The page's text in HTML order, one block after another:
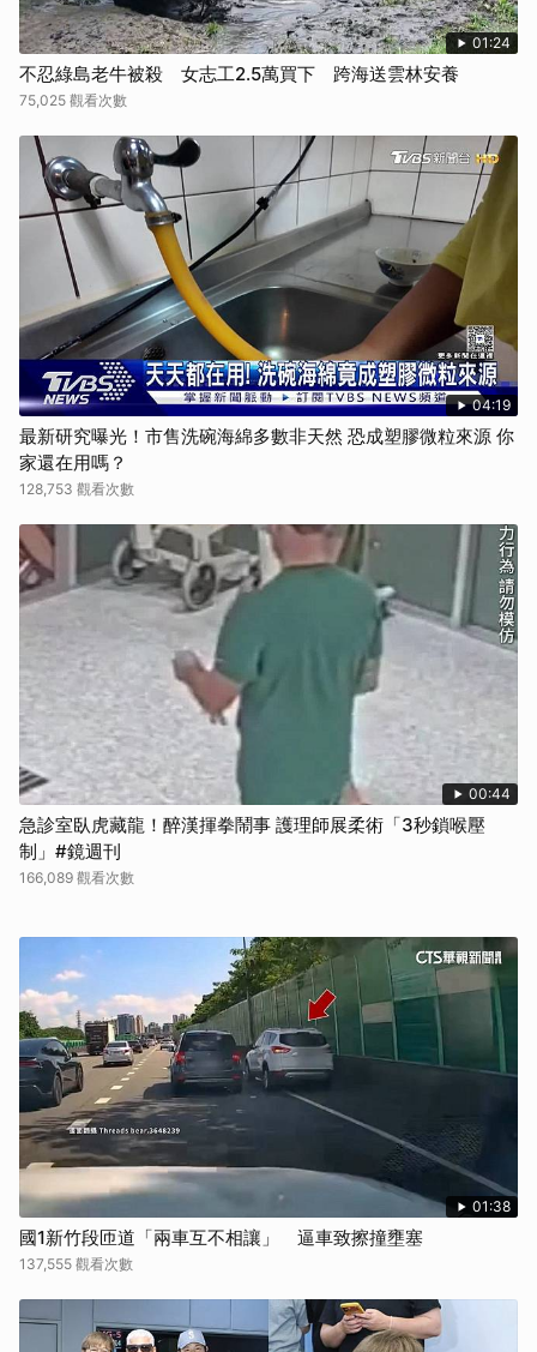
01:24
不忍綠島老牛被殺 女志工2.5萬買下 跨海送雲林安養
75,025 觀看次數
04:19
最新研究曝光！市售洗碗海綿多數非天然 恐成塑膠微粒來源 你
家還在用嗎？
128,753 觀看次數
00:44
急診室臥虎藏龍！醉漢揮拳鬧事 護理師展柔術「3秒鎖喉壓
制」#鏡週刊
166,089 觀看次數
01:38
國1新竹段匝道「兩車互不相讓」 逼車致擦撞壅塞
137,555 觀看次數